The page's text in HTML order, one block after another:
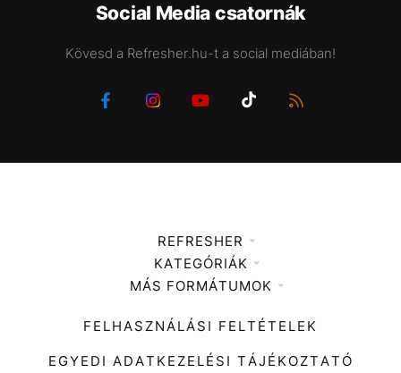
Social Media csatornák
Kövesd a Refresher.hu-t a social mediában!
REFRESHER
Médiaajánlat
KATEGÓRIÁK
Zene
Divat
Kultúra
MÁS FORMÁTUMOK
FELHASZNÁLÁSI FELTÉTELEK
EGYEDI ADATKEZELÉSI TÁJÉKOZTATÓ